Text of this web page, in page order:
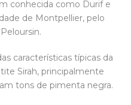
conhecida como Durif e
de Montpellier, pelo
características típicas da
Sirah, principalmente
tons de pimenta negra.